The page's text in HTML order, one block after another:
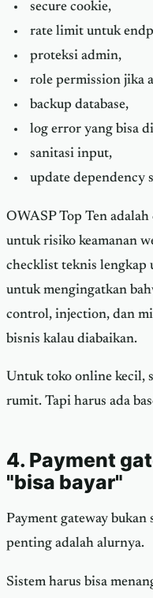
secure cookie,
rate limit untuk
proteksi admin,
role permission jika
backup database,
log error yang bisa
sanitasi input,
update dependency
OWASP Top Ten
untuk risiko keamanan
checklist teknis lengkap
untuk mengingatkan
control, injection, dan
bisnis kalau diabaikan.
Untuk toko online kecil,
rumit. Tapi harus ada
4. Payment
"bisa bayar"
Payment gateway bukan
penting adalah alurnya.
Sistem harus bisa